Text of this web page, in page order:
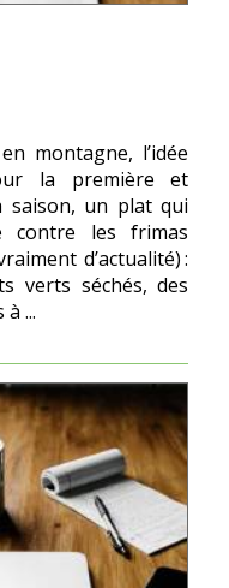
montagne, l’idée
la première et
saison, un plat qui
contre les frimas
d’actualité) :
verts séchés, des
...